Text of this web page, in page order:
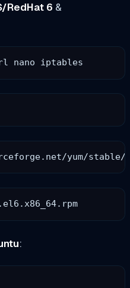
RedHat 6 &
nano iptables
yum/stable/
: